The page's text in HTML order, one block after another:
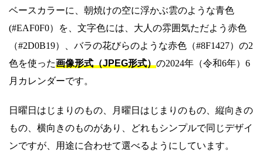
ベースカラーに、朝焼けの空に浮かぶ雲のような青色
(#EAF0F0）を、文字色には、大人の雰囲気ただよう赤色
（#2D0B19）、バラの花びらのような赤色（#8F1427）の2
色を使った画像形式（JPEG形式）の2024年（令和6年）6
月カレンダーです。
日曜日はじまりのもの、月曜日はじまりのもの、縦向きの
もの、横向きのものがあり、どれもシンプルで同じデザイ
ンですが、用途に合わせて選べるようにしています。